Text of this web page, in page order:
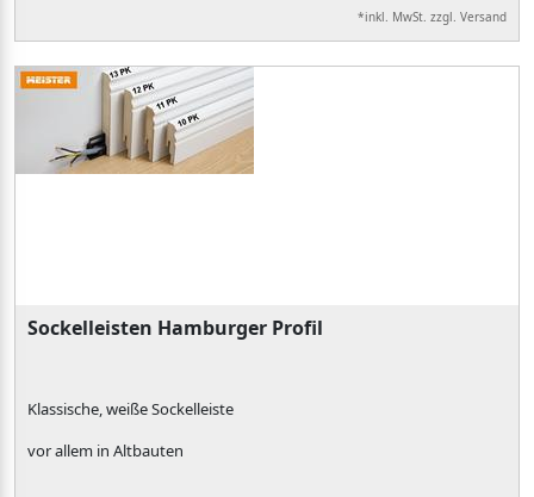
*inkl. MwSt. zzgl. Versand
Sockelleisten Hamburger Profil
Klassische, weiße Sockelleiste
vor allem in Altbauten